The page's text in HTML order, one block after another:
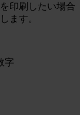
印刷したい場合
ます。
字